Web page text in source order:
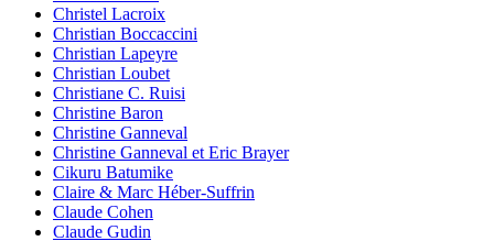
Christel Lacroix
Christian Boccaccini
Christian Lapeyre
Christian Loubet
Christiane C. Ruisi
Christine Baron
Christine Ganneval
Christine Ganneval et Eric Brayer
Cikuru Batumike
Claire & Marc Héber-Suffrin
Claude Cohen
Claude Gudin